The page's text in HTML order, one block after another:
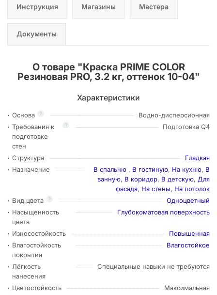
Инструкция Магазины Мастера
Документы
О товаре "Краска PRIME COLOR
Резиновая PRO, 3.2 кг, оттенок 10-04"
Характеристики
?
Основа Водно-дисперсионная
?
Требования к
подготовке
стен
Подготовка Q4
Структура
Гладкая
Назначение
В спальню , В гостиную, На кухню, В
ванную, В коридор, В детскую, Для
фасада, На стены, На потолок
?
Вид цвета
Одноцветный
Насыщенность
цвета
Глубокоматовая поверхность
Износостойкость
Повышенная
Влагостойкость
покрытия
Влагостойкое
Лёгкость
нанесения
Специальные навыки не требуются
Цветостойкость
Максимальная